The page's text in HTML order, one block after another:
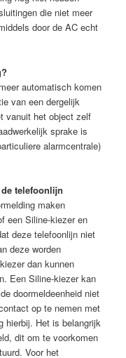
die niet meer
door de AC echt
automatisch komen
van een dergelijk
vanuit het object zelf
sprake is
alarmcentrale)
telefoonlijn
maken
een Siline-kiezer en
deze telefoonlijn niet
deze worden
dan kunnen
Een Siline-kiezer kan
doormeldeenheid niet
op te nemen met
hierbij. Het is belangrijk
dit om te voorkomen
Voor het